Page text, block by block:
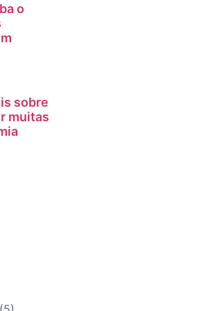
o
sobre
muitas